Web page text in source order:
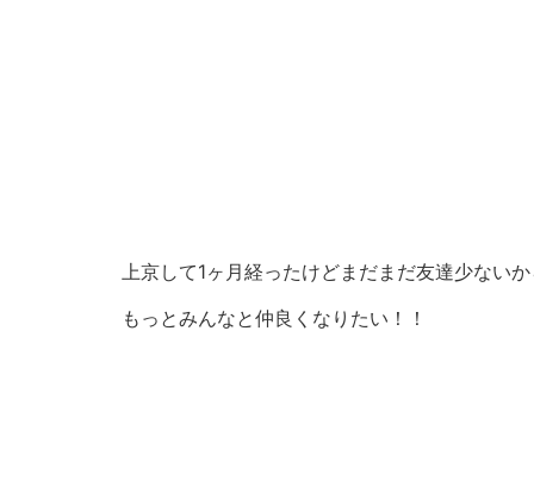
上京して1ヶ月経ったけどまだまだ友達少ない
もっとみんなと仲良くなりたい！！